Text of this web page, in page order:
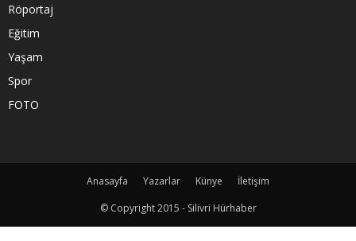
Röportaj
Eğitim
Yaşam
Spor
FOTO
Anasayfa Yazarlar Künye
İletişim
© Copyright 2015 - Silivri Hürhaber